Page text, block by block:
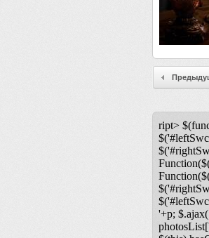
ript>
'+p;